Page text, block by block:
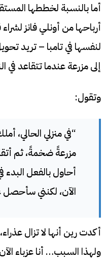
أما بالنسبة لخططها
لنفسها في تامبا – تريد
إلى مزرعة عندما تتقاعد في
وتقول:
مزرعةً ضخمةً، ثم
أحاول بالفعل البدء
الآن، لكنني سأحصل على 10 في
أكدت رين أنها لا تزال
ولهذا السبب… أنا عزباء